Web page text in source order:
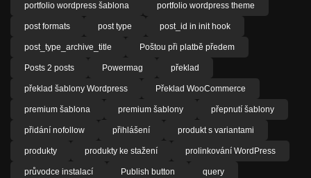
portfolio wordpress šablona portfolio wordpress theme
post formats post type post_id in init hook
post_type_archive_title Poštou při platbě předem
Posts 2 posts Powermag překlad
překlad šablony Wordpress Překlad WooCommerce
premium šablona premium šablony přepnutí šablony
přidání nofollow přihlášení produkt s variantami
produkty produkty ke stažení prolinkování WordPress
průvodce instalací Publish button query